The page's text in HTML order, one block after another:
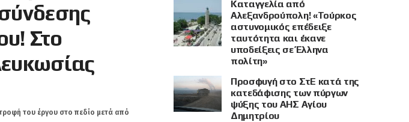
Στο
του έργου στο πεδίο μετά από
Καταγγελία από
Αλεξανδρούπολη! «Τούρκος
αστυνομικός επέδειξε
ταυτότητα και έκανε
υποδείξεις σε Έλληνα
πολίτη»
Προσφυγή στο ΣτΕ κατά της
κατεδάφισης των πύργων
ψύξης του ΑΗΣ Αγίου
Δημητρίου